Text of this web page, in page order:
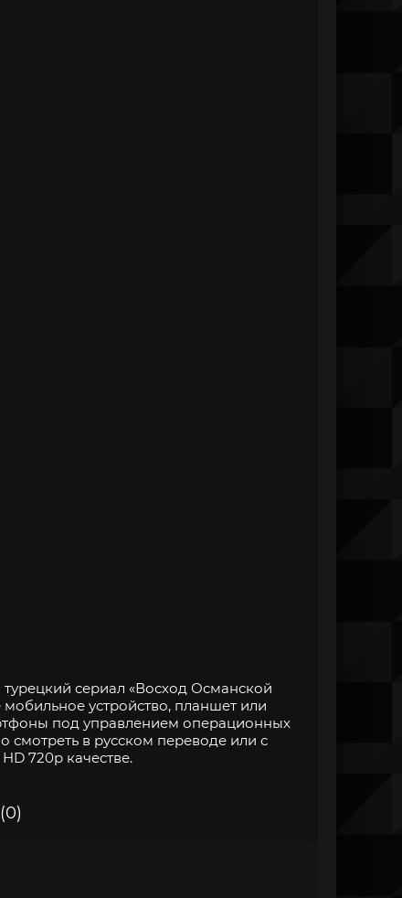
сериал «Восход Османской
устройство, планшет или
под управлением операционных
в русском переводе или с
720p качестве.